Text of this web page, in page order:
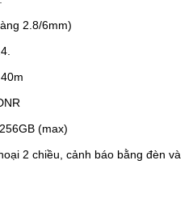
2.8/6mm)
(max)
2 chiều, cảnh báo bằng đèn và